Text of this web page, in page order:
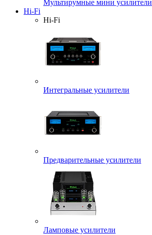
Мультирумные мини усилители
Hi-Fi
Hi-Fi
Интегральные усилители
Предварительные усилители
Ламповые усилители